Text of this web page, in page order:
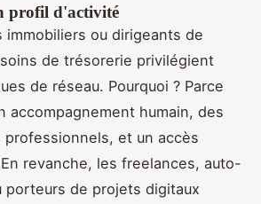
profil d'activité
immobiliers ou dirigeants de
de trésorerie privilégient
de réseau. Pourquoi ? Parce
accompagnement humain, des
professionnels, et un accès
revanche, les freelances, auto-
porteurs de projets digitaux